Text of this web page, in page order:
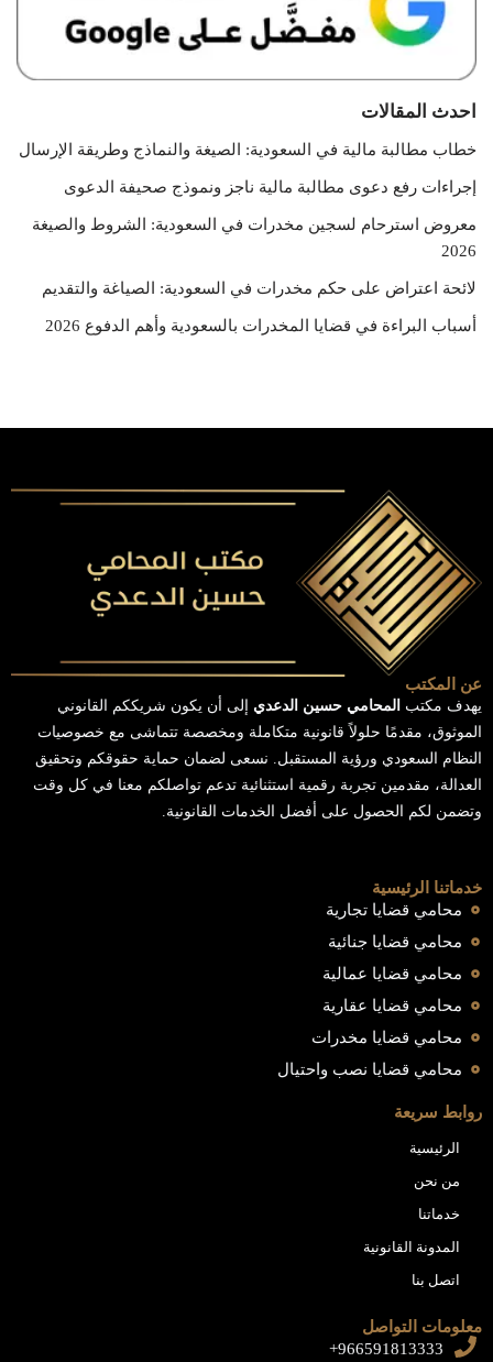
احدث المقالات
خطاب مطالبة مالية في السعودية: الصيغة والنماذج وطريقة الإرسال
إجراءات رفع دعوى مطالبة مالية ناجز ونموذج صحيفة الدعوى
معروض استرحام لسجين مخدرات في السعودية: الشروط والصيغة
2026
لائحة اعتراض على حكم مخدرات في السعودية: الصياغة والتقديم
أسباب البراءة في قضايا المخدرات بالسعودية وأهم الدفوع 2026
عن المكتب
يهدف مكتب المحامي حسين الدعدي إلى أن يكون شريككم القانوني
الموثوق، مقدمًا حلولاً قانونية متكاملة ومخصصة تتماشى مع خصوصيات
النظام السعودي ورؤية المستقبل. نسعى لضمان حماية حقوقكم وتحقيق
العدالة، مقدمين تجربة رقمية استثنائية تدعم تواصلكم معنا في كل وقت
وتضمن لكم الحصول على أفضل الخدمات القانونية.
خدماتنا الرئيسية
محامي قضايا تجارية
محامي قضايا جنائية
محامي قضايا عمالية
محامي قضايا عقارية
محامي قضايا مخدرات
محامي قضايا نصب واحتيال
روابط سريعة
الرئيسية
من نحن
خدماتنا
المدونة القانونية
اتصل بنا
معلومات التواصل
966591813333+